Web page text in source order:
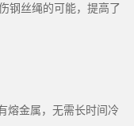
钢丝绳的可能，提高了
熔金属，无需长时间冷